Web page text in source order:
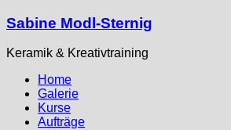
Sabine Modl-Sternig
Keramik & Kreativtraining
Home
Galerie
Kurse
Aufträge